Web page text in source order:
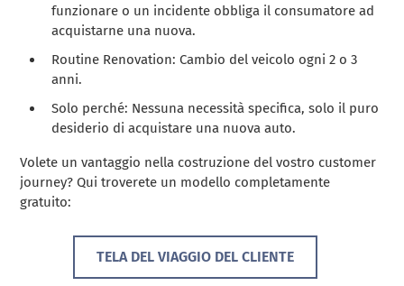
funzionare o un incidente obbliga il consumatore ad
acquistarne una nuova.
Routine Renovation: Cambio del veicolo ogni 2 o 3
anni.
Solo perché: Nessuna necessità specifica, solo il puro
desiderio di acquistare una nuova auto.
Volete un vantaggio nella costruzione del vostro customer
journey? Qui troverete un modello completamente
gratuito:
TELA DEL VIAGGIO DEL CLIENTE